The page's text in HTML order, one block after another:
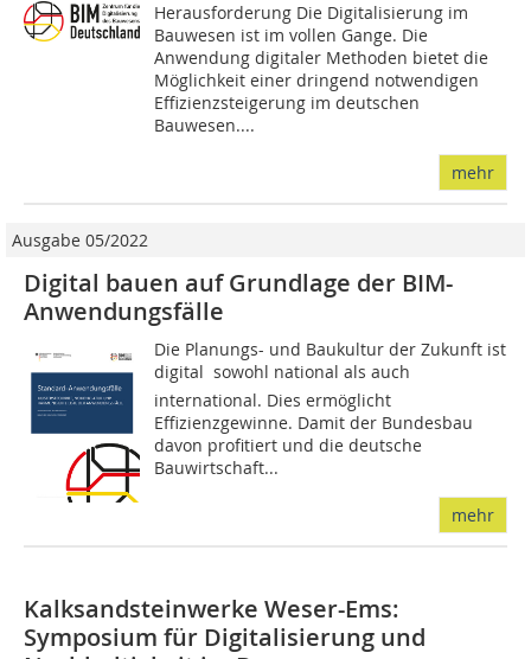
Herausforderung Die Digitalisierung im
Bauwesen ist im vollen Gange. Die
Anwendung digitaler Methoden bietet die
Möglichkeit einer dringend notwendigen
Effizienzsteigerung im deutschen
Bauwesen....
mehr
Ausgabe 05/2022
Digital bauen auf Grundlage der BIM-
Anwendungsfälle
Die Planungs- und Baukultur der Zukunft ist
digital  sowohl national als auch
international. Dies ermöglicht
Effizienzgewinne. Damit der Bundesbau
davon profitiert und die deutsche
Bauwirtschaft...
mehr
Kalksandsteinwerke Weser-Ems:
Symposium für Digitalisierung und